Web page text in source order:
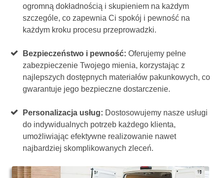
ogromną dokładnością i skupieniem na każdym
szczególe, co zapewnia Ci spokój i pewność na
każdym kroku procesu przeprowadzki.
Bezpieczeństwo i pewność:Oferujemy pełne
zabezpieczenie Twojego mienia, korzystając z
najlepszych dostępnych materiałów pakunkowych, co
gwarantuje jego bezpieczne dostarczenie.
Personalizacja usług: Dostosowujemy nasze usługi
do indywidualnych potrzeb każdego klienta,
umożliwiając efektywne realizowanie nawet
najbardziej skomplikowanych zleceń.